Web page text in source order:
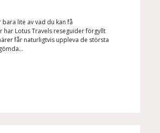
lite av vad du kan få
har Lotus Travels reseguider förgyllt
får naturligtvis uppleva de största